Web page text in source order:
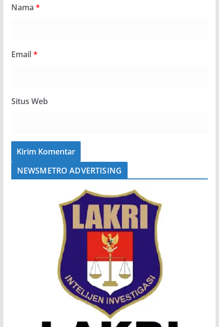
Nama *
Email*
Situs Web
NEWSMETRO ADVERTISING